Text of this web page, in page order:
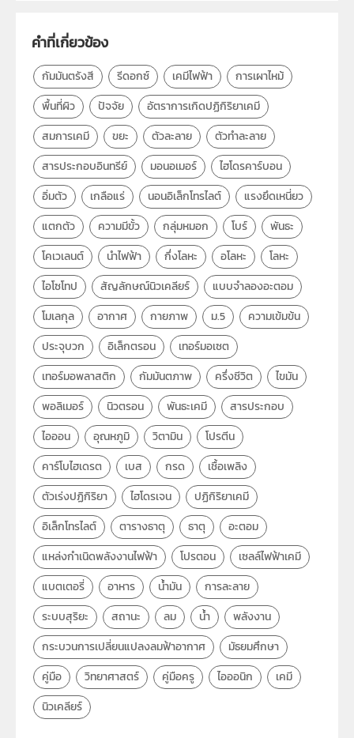
ตัวเร่งปฏิกิริยา, การเผาไหม้, เชื้อเพลิง, เคมีไฟฟ้า, แบตเตอรี่,
รีดอกซ์, นิวเคลียร์, กัมมันตรังสี, ครึ่งชีวิต
ประเภท
Text
ลิขสิทธิ์
สถาบันส่งเสริมการสอนวิทยาศาสตร์และเทคโนโลยี (สสวท.)
ผู้แต่ง หรือ เจ้าของผลงาน
สาขาเคมีและชีววิทยา
วิชา
เคมี
ระดับชั้น
ม.5
กลุ่มเป้าหมาย
ครู
คำที่เกี่ยวข้อง
กัมมันตรังสี รีดอกซ์ เคมีไฟฟ้า
การเผาไหม้
พื้นที่ผิว
ปัจจัย
อัตราการเกิดปฏิกิริยาเคมี
สมการเคมี
ขยะ ตัวละลาย
ตัวทำละลาย
สารประกอบอินทรีย์
มอนอเมอร์
ไฮโดรคาร์บอน
อิ่มตัว
เกลือแร่ นอนอิเล็กโทรไลต์
แรงยึดเหนี่ยว
แตกตัว
ความมีขั้ว กลุ่มหมอก โบร์
พันธะ
โคเวเลนต์
นำไฟฟ้า กึ่งโลหะ อโลหะ
โลหะ
ไอโซโทป
สัญลักษณ์นิวเคลียร์
แบบจำลองอะตอม
โมเลกุล
อากาศ กายภาพ ม.5
ความเข้มข้น
ประจุบวก
อิเล็กตรอน
เทอร์มอเซต
เทอร์มอพลาสติก
กัมมันตภาพ ครึ่งชีวิต
ไขมัน
พอลิเมอร์
นิวตรอน พันธะเคมี
สารประกอบ
ไอออน
อุณหภูมิ วิตามิน
โปรตีน
คาร์โบไฮเดรต
เบส กรด
เชื้อเพลิง
ตัวเร่งปฏิกิริยา
ไฮโดรเจน
ปฏิกิริยาเคมี
อิเล็กโทรไลต์
ตารางธาตุ ธาตุ
อะตอม
แหล่งกำเนิดพลังงานไฟฟ้า
โปรตอน
เซลล์ไฟฟ้าเคมี
แบตเตอรี่
อาหาร น้ำมัน
การละลาย
ระบบสุริยะ
สถานะ ลม น้ำ
พลังงาน
กระบวนการเปลี่ยนแปลงลมฟ้าอากาศ
มัธยมศึกษา
คู่มือ
วิทยาศาสตร์ คู่มือครู ไอออนิก
เคมี
นิวเคลียร์